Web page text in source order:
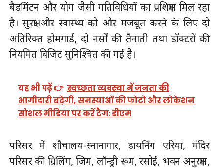
बैडमिंटन और योग जैसी गतिविधियों का प्रशिक्षण मिल रहा
है। सुरक्षा और स्वास्थ्य को और मजबूत करने के लिए दो
अतिरिक्त होमगार्ड, दो नर्सों की तैनाती तथा डॉक्टरों की
नियमित विजिट सुनिश्चित की गई है।
यह भी पढ़ें 👉 स्वच्छता व्यवस्था में जनता की
भागीदारी बढ़ेगी, समस्याओं की फोटो और लोकेशन
सोशल मीडिया पर करें टैग: डीएम
परिसर में शौचालय-स्नानागार, डायनिंग एरिया, मंदिर
परिसर की ग्रिलिंग, जिम, लॉन्ड्री रूम, रसोई, भवन अनुरक्षण,